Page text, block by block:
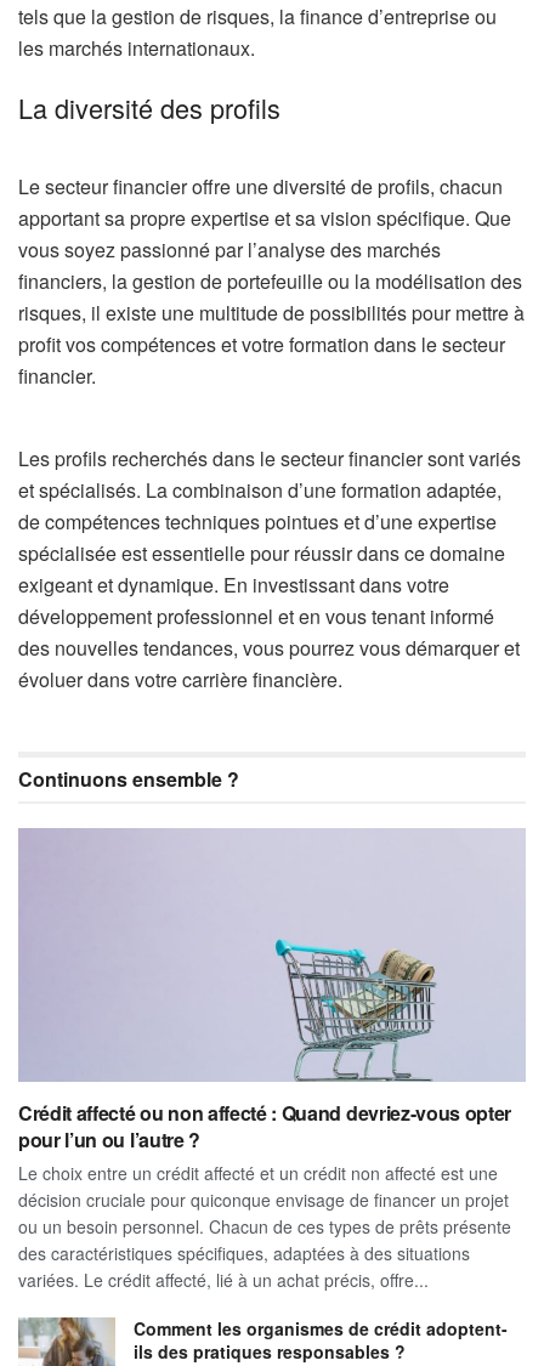
tels que la gestion de risques, la finance d’entreprise ou
les marchés internationaux.
La diversité des profils
Le secteur financier offre une diversité de profils, chacun
apportant sa propre expertise et sa vision spécifique. Que
vous soyez passionné par l’analyse des marchés
financiers, la gestion de portefeuille ou la modélisation des
risques, il existe une multitude de possibilités pour mettre à
profit vos compétences et votre formation dans le secteur
financier.
Les profils recherchés dans le secteur financier sont variés
et spécialisés. La combinaison d’une formation adaptée,
de compétences techniques pointues et d’une expertise
spécialisée est essentielle pour réussir dans ce domaine
exigeant et dynamique. En investissant dans votre
développement professionnel et en vous tenant informé
des nouvelles tendances, vous pourrez vous démarquer et
évoluer dans votre carrière financière.
Continuons ensemble ?
Crédit affecté ou non affecté : Quand devriez-vous opter
pour l’un ou l’autre ?
Le choix entre un crédit affecté et un crédit non affecté est une
décision cruciale pour quiconque envisage de financer un projet
ou un besoin personnel. Chacun de ces types de prêts présente
des caractéristiques spécifiques, adaptées à des situations
variées. Le crédit affecté, lié à un achat précis, offre...
Comment les organismes de crédit adoptent-
ils des pratiques responsables ?